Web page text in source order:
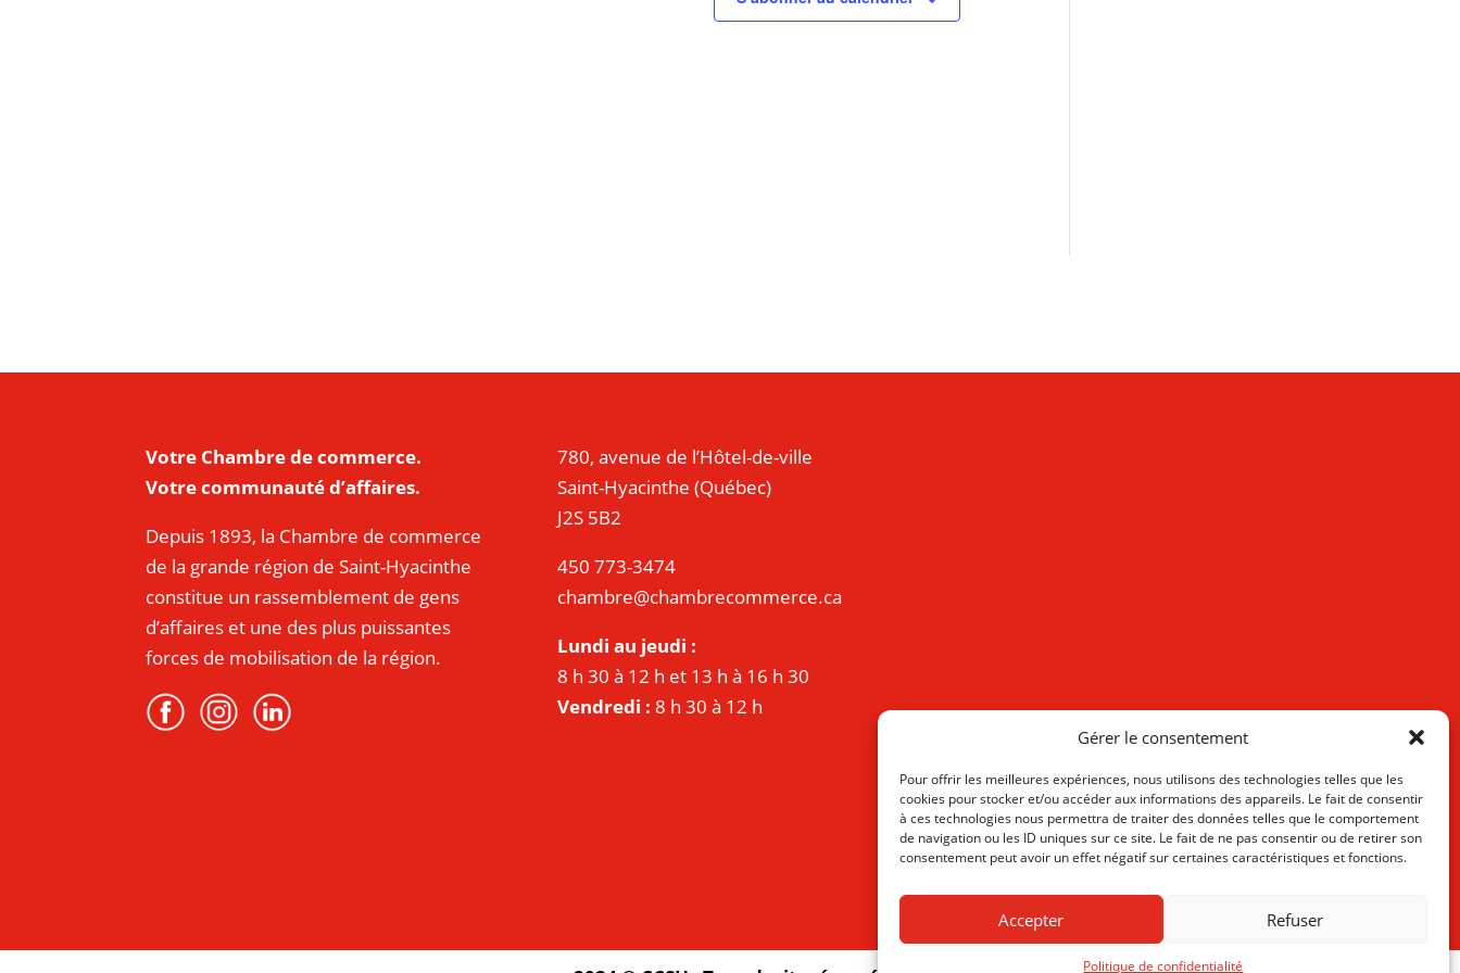
Gérer le consentement
Pour offrir les meilleures expériences, nous utilisons des technologies telles que les
cookies pour stocker et/ou accéder aux informations des appareils. Le fait de consentir
à ces technologies nous permettra de traiter des données telles que le comportement
de navigation ou les ID uniques sur ce site. Le fait de ne pas consentir ou de retirer son
consentement peut avoir un effet négatif sur certaines caractéristiques et fonctions.
Accepter Refuser
Politique de confidentialité
Votre Chambre de commerce.
Votre communauté d’affaires.
Depuis 1893, la Chambre de commerce
de la grande région de Saint-Hyacinthe
constitue un rassemblement de gens
d’affaires et une des plus puissantes
forces de mobilisation de la région.
780, avenue de l’Hôtel-de-ville
Saint-Hyacinthe (Québec)
J2S 5B2
450 773-3474
chambre@chambrecommerce.ca
Lundi au jeudi :
8 h 30 à 12 h et 13 h à 16 h 30
Vendredi : 8 h 30 à 12 h